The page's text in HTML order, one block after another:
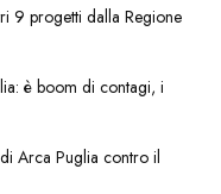
9 progetti dalla Regione
è boom di contagi, i
Arca Puglia contro il